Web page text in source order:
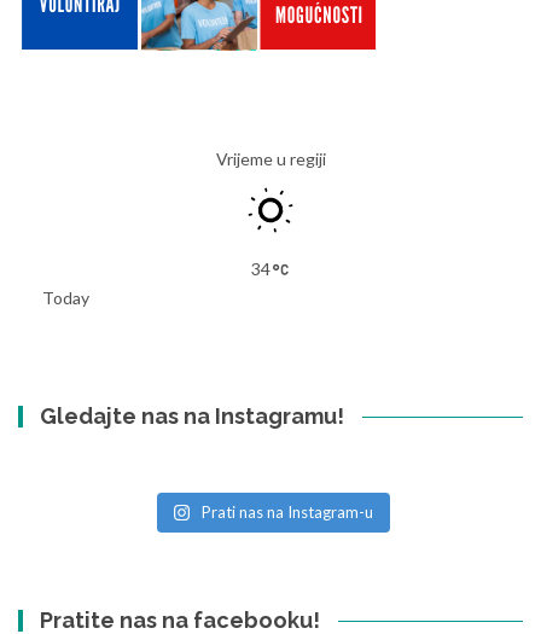
Vrijeme u regiji
34
Today
Gledajte nas na Instagramu!
Prati nas na Instagram-u
Pratite nas na facebooku!